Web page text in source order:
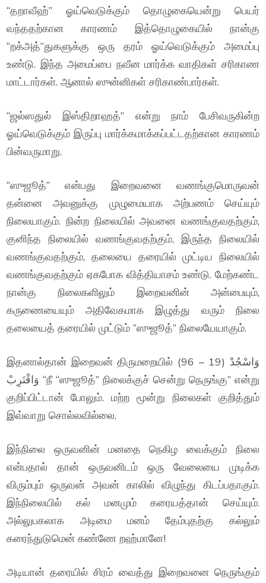
“தறாவீஹ்” ஓய்வெடுக்கும் தொழுகையென்று பெயர்
வந்ததற்கான காரணம் இத்தொழுகையில் நான்கு
“றக்அத்”துகளுக்கு ஒரு தரம் ஓய்வெடுக்கும் அமைப்பு
உண்டு. இந்த அமைப்பை நவீன மார்க்க வாதிகள் சரிகாண
மாட்டார்கள். ஆனால் ஸுன்னிகள் சரிகாண்பார்கள்.
“ஜல்ஸதுல் இஸ்திறாஹத்” என்று நாம் பேசிவருகின்ற
ஓய்வெடுக்கும் இருப்பு மார்க்கமாக்கப்பட்டதற்கான காரணம்
பின்வருமாறு.
“ஸுஜூத்” என்பது இறைவனை வணங்குமொருவன்
தன்னை அவனுக்கு முழுமையாக அற்பணம் செய்யும்
நிலையாகும். நின்ற நிலையில் அவனை வணங்குவதற்கும்,
குனிந்த நிலையில் வணங்குவதற்கும், இருந்த நிலையில்
வணங்குவதற்கும், தலையை தரையில் முட்டிய நிலையில்
வணங்குவதற்கும் ஏகபோக வித்தியாசம் உண்டு. மேற்கண்ட
நான்கு நிலைகளிலும் இறைவனின் அன்பையும்,
கருணையையும் அதிவேகமாக இழுத்து வரும் நிலை
தலையைத் தரையில் முட்டும் “ஸுஜூத்” நிலையேயாகும்.
இதனால்தான் இறைவன் திருமறையில் (96 – 19) وَاسْجُدْ
وَاقْتَرِبْ “நீ “ஸுஜூத்” நிலைக்குச் சென்று நெருங்கு” என்று
குறிப்பிட்டான் போலும். மற்ற மூன்று நிலைகள் குறித்தும்
இவ்வாறு சொல்லவில்லை.
இந்நிலை ஒருவனின் மனதை நெகிழ வைக்கும் நிலை
என்பதால் தான் ஒருவனிடம் ஒரு வேலையை முடிக்க
விரும்பும் ஒருவன் அவன் காலில் விழுந்து கிடப்பதாகும்.
இந்நிலையில் கல் மனமும் கரையத்தான் செய்யும்.
அல்லுபகலாக அடிமை மனம் தேம்புதற்கு கல்லும்
கரைந்துடுமென் கண்ணே றஹ்மானே!
அடியான் தரையில் சிரம் வைத்து இறைவனை நெருங்கும்